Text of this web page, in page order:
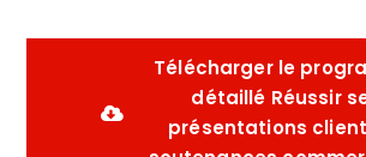
Télécharger le
détaillé Réussir
présentations